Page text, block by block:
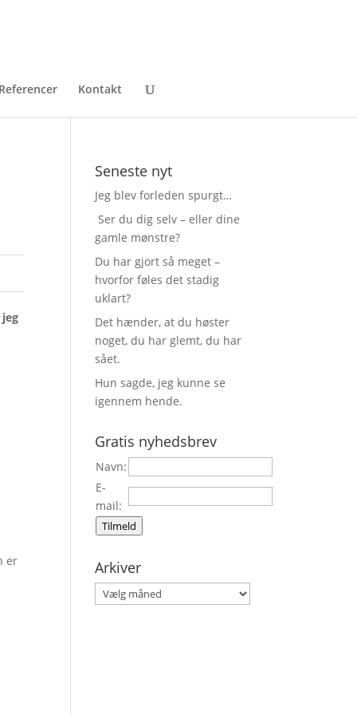
Kontakt
er
Seneste nyt
Jeg blev forleden spurgt…
Ser du dig selv – eller dine
gamle mønstre?
Du har gjort så meget –
hvorfor føles det stadig
uklart?
Det hænder, at du høster
noget, du har glemt, du har
sået.
Hun sagde, jeg kunne se
igennem hende.
Gratis nyhedsbrev
Navn:
E-
mail:
Tilmeld
Arkiver
Arkiver